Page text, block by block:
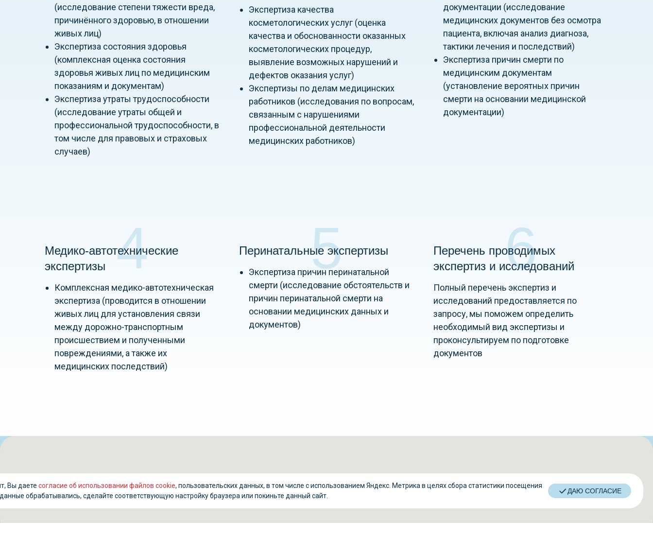
Вы даете согласие об использовании файлов cookie, пользовательских данных, в том числе с использованием Яндекс. Метрика в целях сбора статистики посещения
обрабатывались, сделайте соответствующую настройку браузера или покиньте данный сайт.
ДАЮ СОГЛАСИЕ
(исследование степени тяжести вреда,
причинённого здоровью, в отношении
живых лиц)
Экспертиза состояния здоровья
(комплексная оценка состояния
здоровья живых лиц по медицинским
показаниям и документам)
Экспертиза утраты трудоспособности
(исследование утраты общей и
профессиональной трудоспособности, в
том числе для правовых и страховых
случаев)
Экспертиза качества
косметологических услуг (оценка
качества и обоснованности оказанных
косметологических процедур,
выявление возможных нарушений и
дефектов оказания услуг)
Экспертизы по делам медицинских
работников (исследования по вопросам,
связанным с нарушениями
профессиональной деятельности
медицинских работников)
документации (исследование
медицинских документов без осмотра
пациента, включая анализ диагноза,
тактики лечения и последствий)
Экспертиза причин смерти по
медицинским документам
(установление вероятных причин
смерти на основании медицинской
документации)
Медико-автотехнические
экспертизы
Комплексная медико-автотехническая
экспертиза (проводится в отношении
живых лиц для установления связи
между дорожно-транспортным
происшествием и полученными
повреждениями, а также их
медицинских последствий)
4 Перинатальные экспертизы
Экспертиза причин перинатальной
смерти (исследование обстоятельств и
причин перинатальной смерти на
основании медицинских данных и
документов)
5
Перечень проводимых
экспертиз и исследований
Полный перечень экспертиз и
исследований предоставляется по
запросу, мы поможем определить
необходимый вид экспертизы и
проконсультируем по подготовке
документов
6